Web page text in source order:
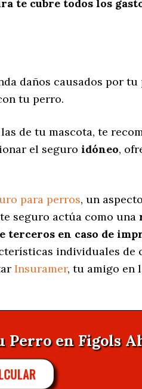
te cubre todos los
daños causados por
tu perro.
de tu mascota, te
el seguro idóneo,
para perros, un
seguro actúa como una
terceros en caso de
individuales de
Insuramer, tu amigo en
Perro en Figols